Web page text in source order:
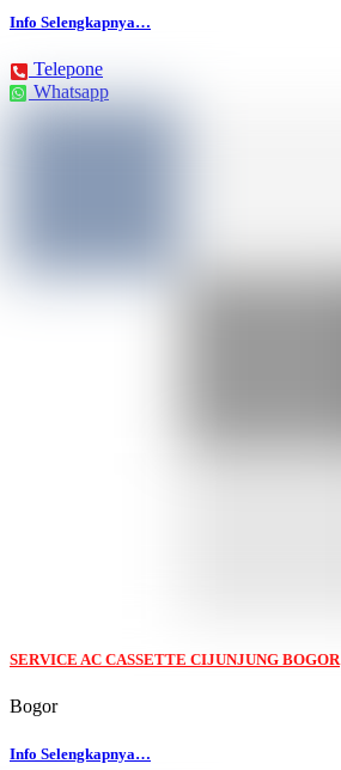
Info Selengkapnya…
Telepone
Whatsapp
SERVICE AC CASSETTE CIJUNJUNG BOGOR
Bogor
Info Selengkapnya…